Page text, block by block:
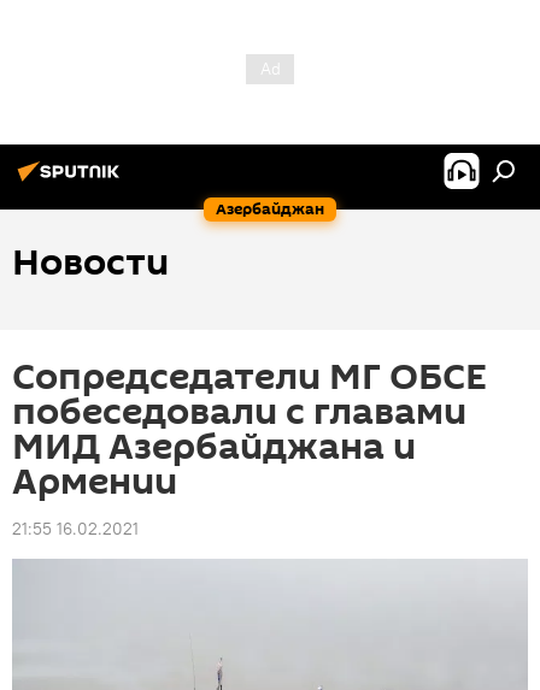
Азербайджан
Новости
Сопредседатели МГ ОБСЕ
побеседовали с главами
МИД Азербайджана и
Армении
21:55 16.02.2021